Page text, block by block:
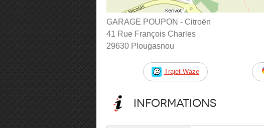
GARAGE POUPON - Citroën
41 Rue François Charles
29630 Plougasnou
Trajet Waze
Informations